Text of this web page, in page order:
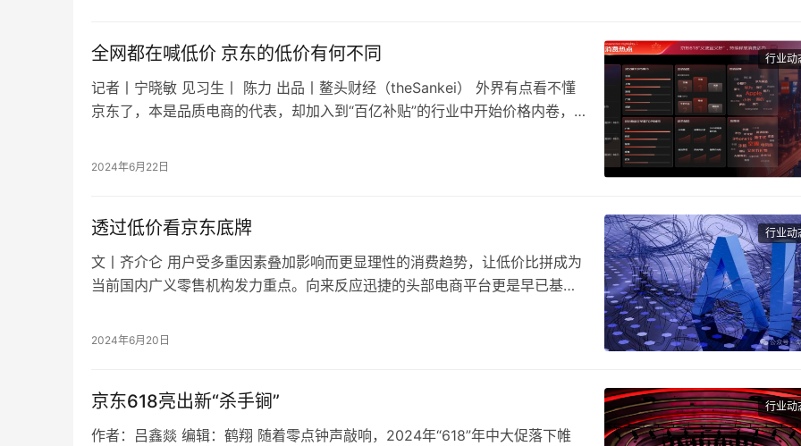
行业动
全网都在喊低价 京东的低价有何不同
记者丨宁晓敏 见习生丨 陈力 出品丨鳌头财经（theSankei） 外界有点看不懂
京东了，本是品质电商的代表，却加入到“百亿补贴”的行业中开始价格内卷，
2024年6月22日
行业动
透过低价看京东底牌
文丨齐介仑 用户受多重因素叠加影响而更显理性的消费趋势，让低价比拼成为
当前国内广义零售机构发力重点。向来反应迅捷的头部电商平台更是早已基于
2024年6月20日
行业动
京东618亮出新“杀手锏”
作者：吕鑫燚 编辑：鹤翔 随着零点钟声敲响，2024年“618”年中大促落下帷